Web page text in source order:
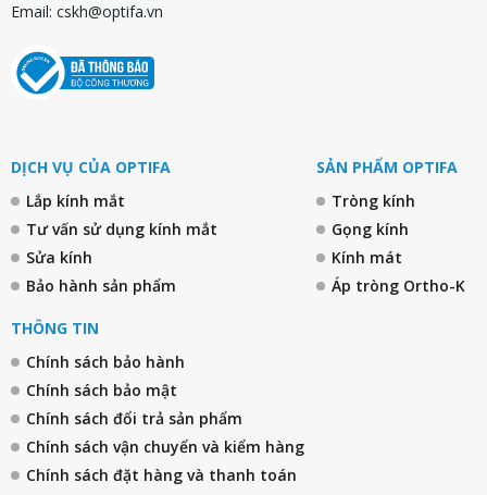
Email: cskh@optifa.vn
DỊCH VỤ CỦA OPTIFA
Lắp kính mắt
Tư vấn sử dụng kính mắt
Sửa kính
Bảo hành sản phẩm
SẢN PHẨM OPTIFA
Tròng kính
Gọng kính
Kính mát
Áp tròng Ortho-K
THÔNG TIN
Chính sách bảo hành
Chính sách bảo mật
Chính sách đổi trả sản phẩm
Chính sách vận chuyển và kiểm hàng
Chính sách đặt hàng và thanh toán